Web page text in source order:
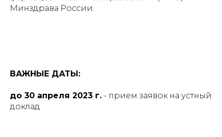
Минздрава России.
ВАЖНЫЕ ДАТЫ:
до 30 апреля 2023 г. - прием заявок на устный
доклад